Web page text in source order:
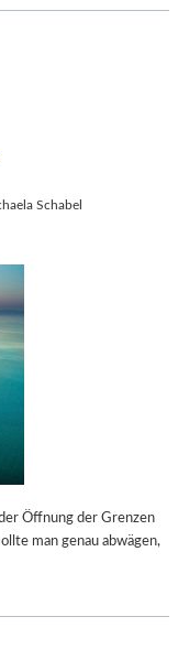
Schabel
Öffnung der Grenzen
man genau abwägen,